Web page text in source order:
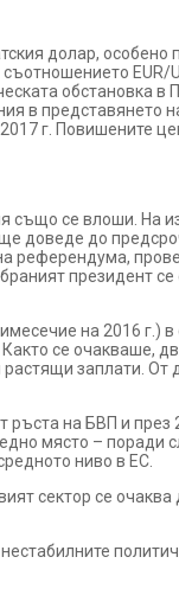
долар, особено
EUR/
обстановка в
в представянето
г. Повишените
също се влоши. На
доведе до
референдума,
президент
на 2016 г.)
се очакваше,
заплати. От
на БВП и през
място – поради
ниво в ЕС.
сектор се очаква